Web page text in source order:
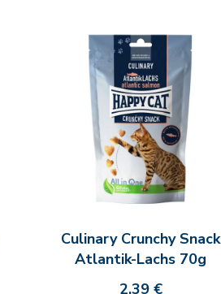
Culinary Crunchy Snack
Atlantik-Lachs 70g
2,39 €